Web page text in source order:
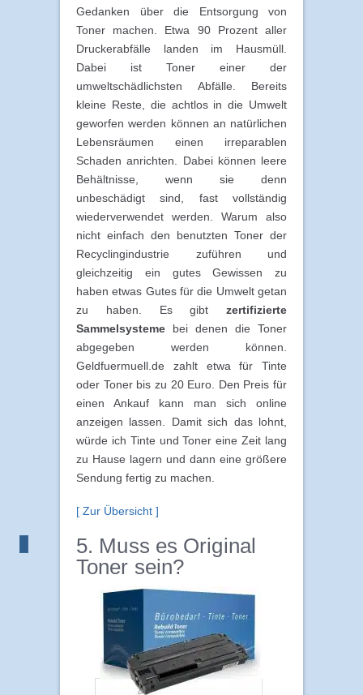
Gedanken über die Entsorgung von
Toner machen. Etwa 90 Prozent aller
Druckerabfälle landen im Hausmüll.
Dabei ist Toner einer der
umweltschädlichsten Abfälle. Bereits
kleine Reste, die achtlos in die Umwelt
geworfen werden können an natürlichen
Lebensräumen einen irreparablen
Schaden anrichten. Dabei können leere
Behältnisse, wenn sie denn
unbeschädigt sind, fast vollständig
wiederverwendet werden. Warum also
nicht einfach den benutzten Toner der
Recyclingindustrie zuführen und
gleichzeitig ein gutes Gewissen zu
haben etwas Gutes für die Umwelt getan
zu haben. Es gibt zertifizierte
Sammelsysteme bei denen die Toner
abgegeben werden können.
Geldfuermuell.de zahlt etwa für Tinte
oder Toner bis zu 20 Euro. Den Preis für
einen Ankauf kann man sich online
anzeigen lassen. Damit sich das lohnt,
würde ich Tinte und Toner eine Zeit lang
zu Hause lagern und dann eine größere
Sendung fertig zu machen.
[ Zur Übersicht ]
5. Muss es Original
Toner sein?